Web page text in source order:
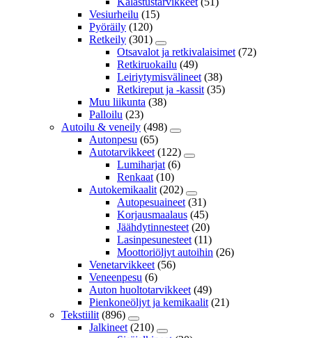
Vesiurheilu (15)
Pyöräily (120)
Retkeily (301)
Otsavalot ja retkivalaisimet (72)
Retkiruokailu (49)
Leiriytymisvälineet (38)
Retkireput ja -kassit (35)
Muu liikunta (38)
Palloilu (23)
Autoilu & veneily (498)
Autonpesu (65)
Autotarvikkeet (122)
Lumiharjat (6)
Renkaat (10)
Autokemikaalit (202)
Autopesuaineet (31)
Korjausmaalaus (45)
Jäähdytinnesteet (20)
Lasinpesunesteet (11)
Moottoriöljyt autoihin (26)
Venetarvikkeet (56)
Veneenpesu (6)
Auton huoltotarvikkeet (49)
Pienkoneöljyt ja kemikaalit (21)
Tekstiilit (896)
Jalkineet (210)